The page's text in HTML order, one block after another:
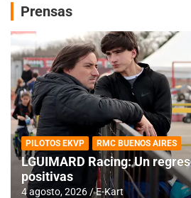
Prensas
PILOTOS EKVP RMC BUENOS AIRES
LGUIMARD Racing: Un
positivas
4 agosto, 2026 E-Kart